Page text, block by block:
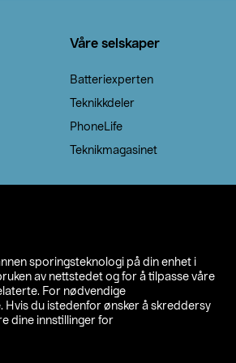
sporingsteknologi på din enhet i
av nettstedet og for å tilpasse våre
For nødvendige
Hvis du istedenfor ønsker å skreddersy
dine innstillinger for
Våre selskaper
Batteriexperten
Teknikkdeler
PhoneLife
Teknikmagasinet